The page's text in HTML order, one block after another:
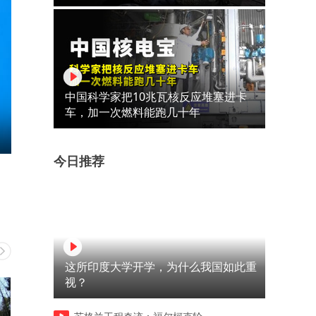
中国科学家把10兆瓦核反应堆塞进卡
车，加一次燃料能跑几十年
今日推荐
这所印度大学开学，为什么我国如此重
视？